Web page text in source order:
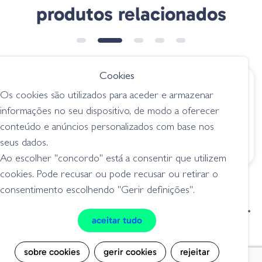
produtos relacionados
€ 5.20
Decoy Worm 11
anzóis / fateixas
VMC 7315SL -
Weighted Finess
Swimbait
condições de venda
livro de reclamações
privacidade
cookies
Grilo Pesca - Loja de Pesca e Competição © Todos os direitos reservados |
Cookies
Os cookies são utilizados para aceder e armazenar
informações no seu dispositivo, de modo a oferecer
conteúdo e anúncios personalizados com base nos
seus dados.
Ao escolher "concordo" está a consentir que utilizem
cookies. Pode recusar ou pode recusar ou retirar o
consentimento escolhendo "Gerir definições".
aceitar tudo
sobre cookies gerir cookies rejeitar